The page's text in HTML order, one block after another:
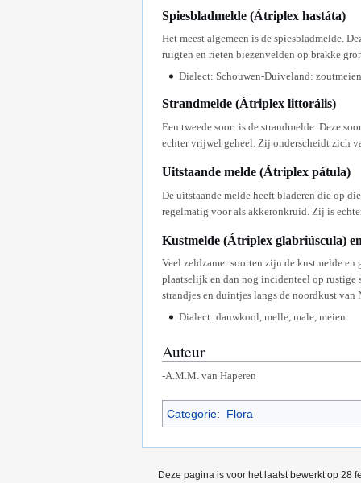
Spiesbladmelde (Átriplex hastáta)
Het meest algemeen is de spiesbladmelde.
ruigten en rieten biezenvelden op brakke
Dialect: Schouwen-Duiveland:
Strandmelde (Átriplex littorális)
Een tweede soort is de strandmelde. Deze
echter vrijwel geheel. Zij onderscheidt zich
Uitstaande melde (Átriplex pátula)
De uitstaande melde heeft bladeren die op
regelmatig voor als akkeronkruid. Zij is
Kustmelde (Átriplex glabriúscula)
Veel zeldzamer soorten zijn de kustmelde
plaatselijk en dan nog incidenteel op rustige
strandjes en duintjes langs de noordkust
Dialect: dauwkool, melle, male, meien.
Auteur
-A.M.M. van Haperen
Categorie: Flora
Deze pagina is voor het laatst bewerkt op 28